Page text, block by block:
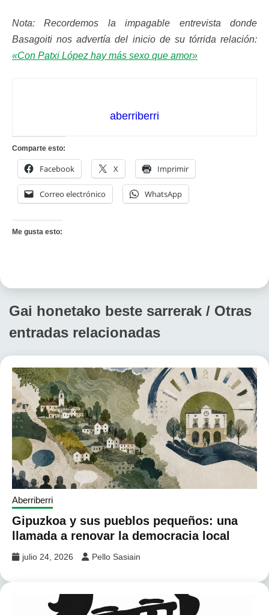
Nota: Recordemos la impagable entrevista donde
Basagoiti nos advertía del inicio de su tórrida relación:
«Con Patxi López hay más sexo que amor»
aberriberri
Comparte esto:
Facebook X Imprimir
Correo electrónico WhatsApp
Me gusta esto:
Gai honetako beste sarrerak / Otras
entradas relacionadas
Aberriberri
Gipuzkoa y sus pueblos pequeños: una
llamada a renovar la democracia local
julio 24, 2026 Pello Sasiain